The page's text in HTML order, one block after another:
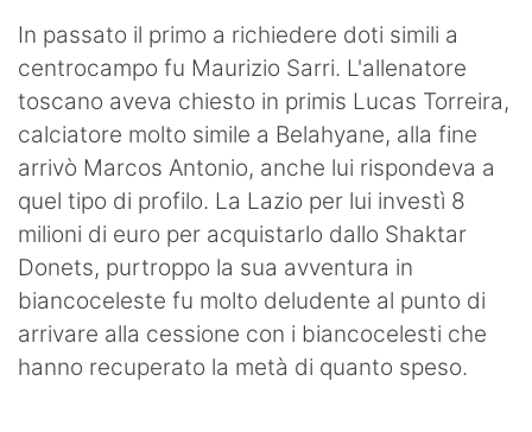
In passato il primo a richiedere doti simili a
centrocampo fu Maurizio Sarri. L'allenatore
toscano aveva chiesto in primis Lucas Torreira,
calciatore molto simile a Belahyane, alla fine
arrivò Marcos Antonio, anche lui rispondeva a
quel tipo di profilo. La Lazio per lui investì 8
milioni di euro per acquistarlo dallo Shaktar
Donets, purtroppo la sua avventura in
biancoceleste fu molto deludente al punto di
arrivare alla cessione con i biancocelesti che
hanno recuperato la metà di quanto speso.